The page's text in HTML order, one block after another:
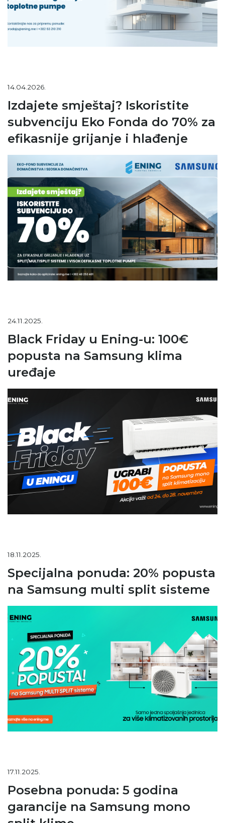
14.04.2026.
Izdajete smještaj? Iskoristite
subvenciju Eko Fonda do 70% za
efikasnije grijanje i hlađenje
24.11.2025.
Black Friday u Ening-u: 100€
popusta na Samsung klima
uređaje
18.11.2025.
Specijalna ponuda: 20% popusta
na Samsung multi split sisteme
17.11.2025.
Posebna ponuda: 5 godina
garancije na Samsung mono